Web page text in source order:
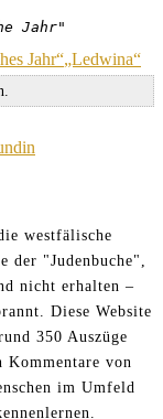
Jahr"
Jahr“„Ledwina“
die westfälische
"Judenbuche",
nicht erhalten –
Diese Website
350 Auszüge
von
im Umfeld